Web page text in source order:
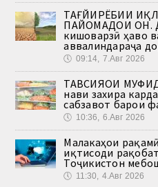
ТАҒЙИРЁБИИ
ПАЙОМАДҲОИ ОН.
кишоварзӣ ҳаво
аввалиндараҷа
🕔 09:14, 7.Авг 2026
ТАВСИЯҲОИ
нави захира
сабзавот барои
🕔 10:36, 6.Авг 2026
Малакаҳои
иқтисоди
Тоҷикистон
🕔 11:30, 4.Авг 2026